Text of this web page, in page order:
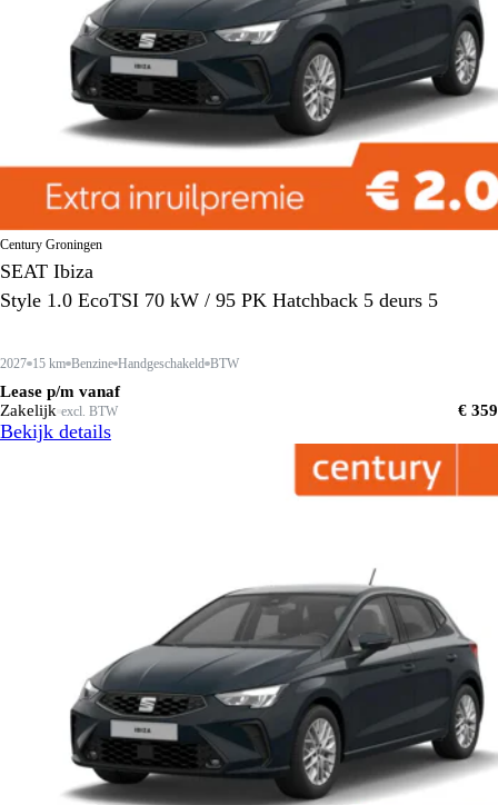
Century Groningen
SEAT Ibiza
Style 1.0 EcoTSI 70 kW / 95 PK Hatchback 5 deurs 5
2027 15 km Benzine Handgeschakeld BTW
Lease p/m vanaf
Zakelijk excl. BTW € 359
Bekijk details